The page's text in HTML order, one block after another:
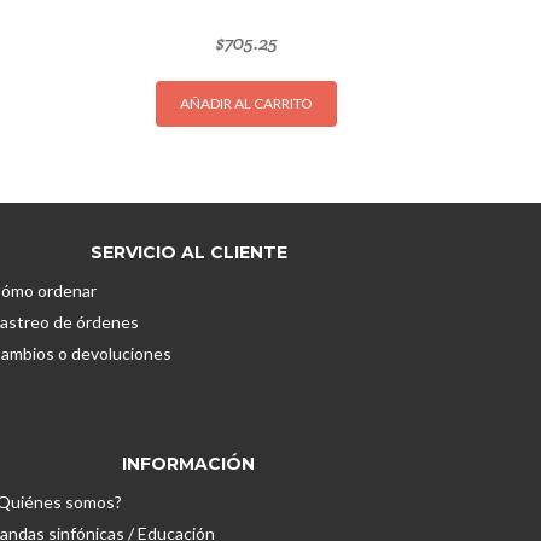
$705.25
AÑADIR AL CARRITO
SERVICIO AL CLIENTE
ordenar
de órdenes
o devoluciones
INFORMACIÓN
somos?
sinfónicas / Educación